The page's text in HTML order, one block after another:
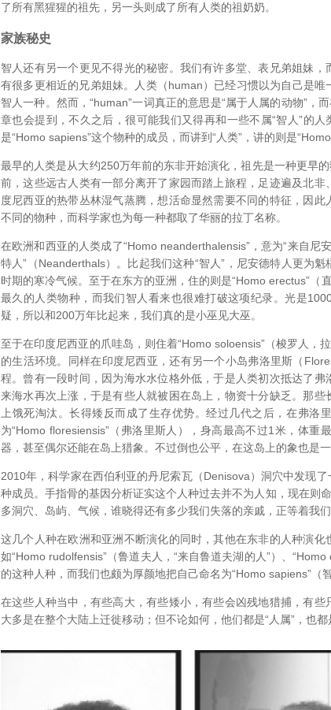
了所有黑猩猩的祖先，另一头则成了所有人类的祖奶奶。
家族秘史
智人还有另一个更见不得光的秘密。我们有许多堂、表兄弟姐妹
有很多更相近的兄弟姐妹。人类（human）已经习惯以为自己是唯
智人一种。然而，“human”一词真正的意思是“属于人属的动物”，
章也会提到，不久之后，很可能我们又得再和一些不属“智人”的
是“Homo sapiens”这个物种的成员，而讲到“人类”，讲的则是
最早的人类是从大约250万年前的东非开始演化，祖先是一种更早
前，这些远古人类有一部分离开了家园而踏上旅程，足迹遍及北
度尼西亚的热带丛林湿气蒸腾，想活命显然需要不同的特征，因
不同的物种，而科学家也为每一种都取了华丽的拉丁名称。
在欧洲和西亚的人类成了“Homo neanderthalensis”，意为“来自尼
特人”（Neanderthals）。比起我们这种“智人”，尼安德特人更为
时期的寒冷气候。至于在东方的亚洲，住的则是“Homo erectus”
最久的人类物种，而我们智人看来也很难打破这项纪录。光是
疑，所以和200万年比起来，我们真的是小巫见大巫。
至于在印度尼西亚的爪哇岛，则住着“Homo soloensis”（梭罗人，
的生活环境。同样在印度尼西亚，还有另一个小岛弗洛里斯（
程。曾有一段时间，因为海水水位格外低，于是人类初次抵达了
来海水再次上涨，于是有些人就被困在岛上，物资十分缺乏。那
上饿死淘汰。长得矮反而成了生存优势。经过几代之后，在弗洛
为“Homo floresiensis”（弗洛里斯人），身高最高不过1米，体
器，甚至偶尔还能在岛上猎象。不过倒也公平，在这岛上的象也是一
2010年，科学家在西伯利亚的丹尼索瓦（Denisova）洞穴中发现
种成员。手指骨的基因分析证实这个人种过去并不为人知，现在则
多洞穴、岛屿、气候，谁晓得还有多少我们失落的亲戚，正等着我们
这几个人种在欧洲和亚洲不断演化的同时，其他在东非的人种演
如“Homo rudolfensis”（鲁道夫人，“来自鲁道夫湖的人”）、
的这种人种，而我们也颇为厚颜地把自己命名为“Homo sapiens”（智
在这些人种当中，有些高大，有些矮小，有些会凶残地猎捕，有
大多是在整个大陆上迁徙移动；但不论如何，他们都是“人属”，也都